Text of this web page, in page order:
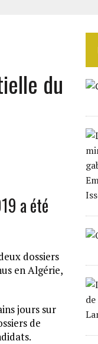
du
a été
dossiers
en Algérie,
jours sur
de